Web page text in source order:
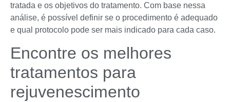
tratada e os objetivos do tratamento. Com base nessa
análise, é possível definir se o procedimento é adequado
e qual protocolo pode ser mais indicado para cada caso.
Encontre os melhores
tratamentos para
rejuvenescimento